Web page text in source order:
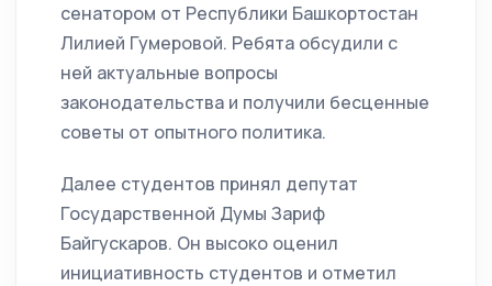
сенатором от Республики Башкортостан
Лилией Гумеровой. Ребята обсудили с
ней актуальные вопросы
законодательства и получили бесценные
советы от опытного политика.
Далее студентов принял депутат
Государственной Думы Зариф
Байгускаров. Он высоко оценил
инициативность студентов и отметил